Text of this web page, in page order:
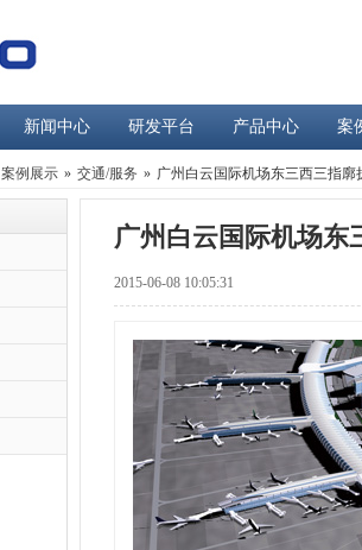
新闻中心 研发平台 产品中心 案
案例展示 » 交通/服务 » 广州白云国际机场东三西三指廓
广州白云国际机场东
2015-06-08 10:05:31